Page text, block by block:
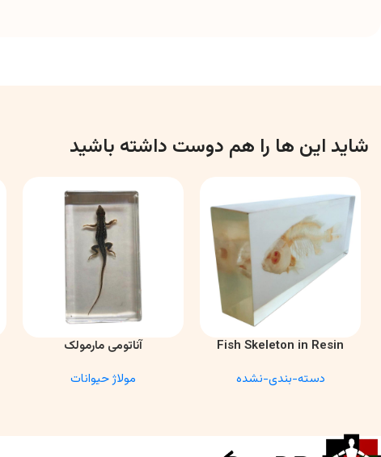
شاید این ها را هم دوست داشته باشید
اطلاعات بیشتر
Fish Skeleton in Resin
Anatomy Specimen
دسته-بندی-نشده
اطلاعات بیشترآناتومی مارمولک
مولاژ حیوانات